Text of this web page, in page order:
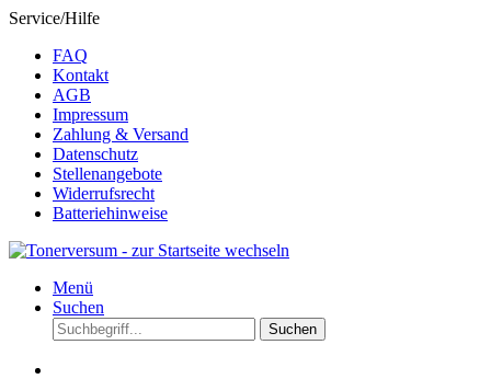
Service/Hilfe
FAQ
Kontakt
AGB
Impressum
Zahlung & Versand
Datenschutz
Stellenangebote
Widerrufsrecht
Batteriehinweise
Menü
Suchen
Suchen